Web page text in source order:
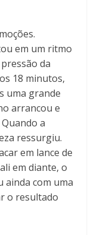
em um ritmo
da
18 minutos,
uma grande
arrancou e
a
ressurgiu.
em lance de
em diante, o
ainda com uma
o resultado